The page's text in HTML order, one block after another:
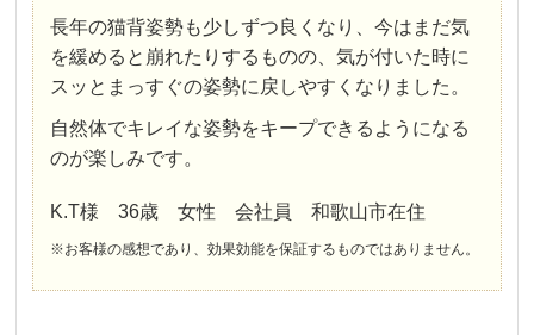
長年の猫背姿勢も少しずつ良くなり、今はまだ気
を緩めると崩れたりするものの、気が付いた時に
スッとまっすぐの姿勢に戻しやすくなりました。
自然体でキレイな姿勢をキープできるようになる
のが楽しみです。
K.T様 36歳 女性 会社員 和歌山市在住
※お客様の感想であり、効果効能を保証するものではありません。